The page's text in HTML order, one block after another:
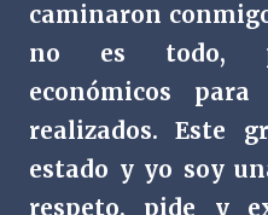
caminaron
no es todo,
económicos
realizados. Este
estado y yo soy
respeto, pide y